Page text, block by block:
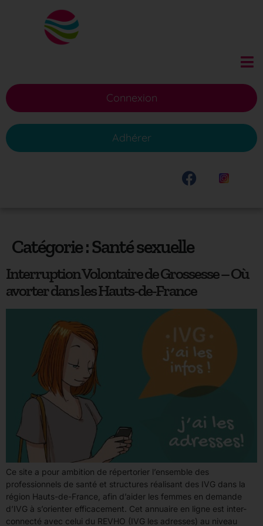
Connexion
Adhérer
Catégorie :Santé sexuelle
Interruption Volontaire de Grossesse – Où
avorter dans les Hauts-de-France
Ce site a pour ambition de répertorier l’ensemble des
professionnels de santé et structures réalisant des IVG dans la
région Hauts-de-France, afin d’aider les femmes en demande
d’IVG à s’orienter efficacement. Cet annuaire en ligne est inter-
connecté avec celui du REVHO (IVG les adresses) au niveau